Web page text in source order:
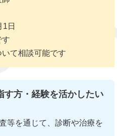
1日
す
いて相談可能です
方・経験を活かしたい
等を通じて、診断や治療を